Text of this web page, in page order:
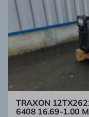
TRAXON
6408 16.69-1.00